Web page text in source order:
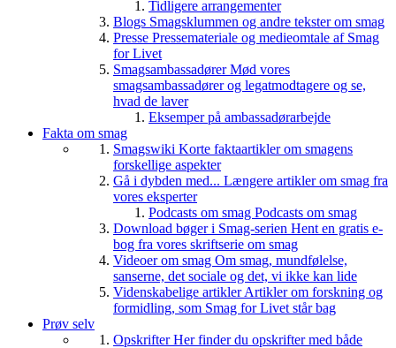
Tidligere arrangementer
Blogs Smagsklummen og andre tekster om smag
Presse Pressemateriale og medieomtale af Smag
for Livet
SmagsambassadørerMød vores
smagsambassadører og legatmodtagere og se,
hvad de laver
Eksemper på ambassadørarbejde
Fakta om smag
Smagswiki Korte faktaartikler om smagens
forskellige aspekter
Gå i dybden med... Længere artikler om smag fra
vores eksperter
Podcasts om smag Podcasts om smag
Download bøger i Smag-serien Hent en gratis e-
bog fra vores skriftserie om smag
Videoer om smag Om smag, mundfølelse,
sanserne, det sociale og det, vi ikke kan lide
Videnskabelige artiklerArtikler om forskning og
formidling, som Smag for Livet står bag
Prøv selv
OpskrifterHer finder du opskrifter med både